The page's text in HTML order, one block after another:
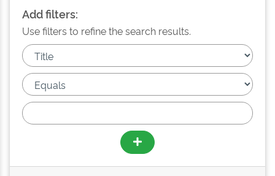
Add filters:
Use filters to refine the search results.